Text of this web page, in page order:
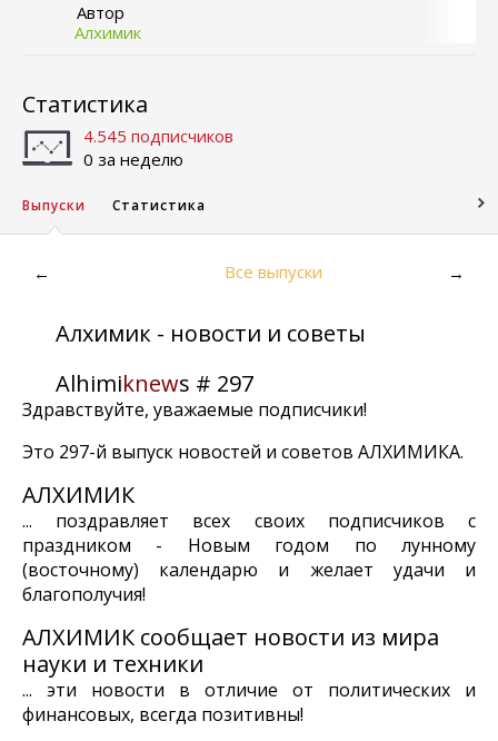
Автор
Алхимик
Статистика
4.545 подписчиков
0 за неделю
Выпуски Статистика
← Все выпуски →
Алхимик - новости и советы
Alhimiknews # 297
Здравствуйте, уважаемые подписчики!
Это 297-й выпуск новостей и советов АЛХИМИКА.
АЛХИМИК
... поздравляет всех своих подписчиков с
праздником - Новым годом по лунному
(восточному) календарю и желает удачи и
благополучия!
АЛХИМИК сообщает новости из мира
науки и техники
... эти новости в отличие от политических и
финансовых, всегда позитивны!